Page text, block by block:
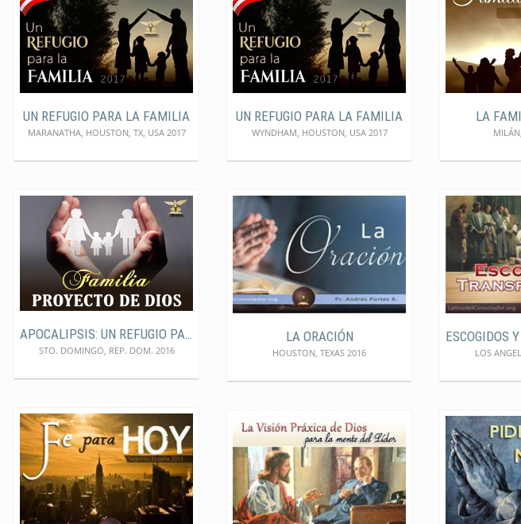
UN REFUGIO PARA LA FAMILIA
MARANATHA, HOUSTON, TX, USA 2017
UN REFUGIO PARA LA FAMILIA
WYNDHAM, HOUSTON, USA 2017
LA
APOCALIPSIS: UN REFUGIO PARA LA FAMILIA
STO. DOMINGO, REP. DOM. 2016
LA ORACIÓN
HOUSTON, TEXAS 2016 LOS